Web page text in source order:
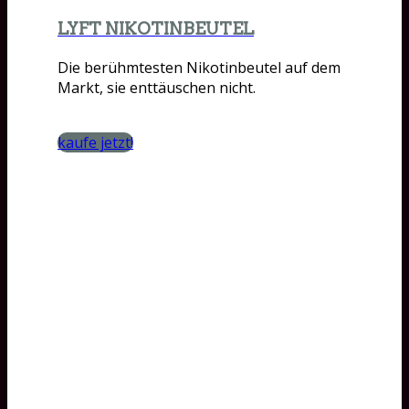
LYFT NIKOTINBEUTEL
Die berühmtesten Nikotinbeutel auf dem
Markt, sie enttäuschen nicht.
kaufe jetzt!